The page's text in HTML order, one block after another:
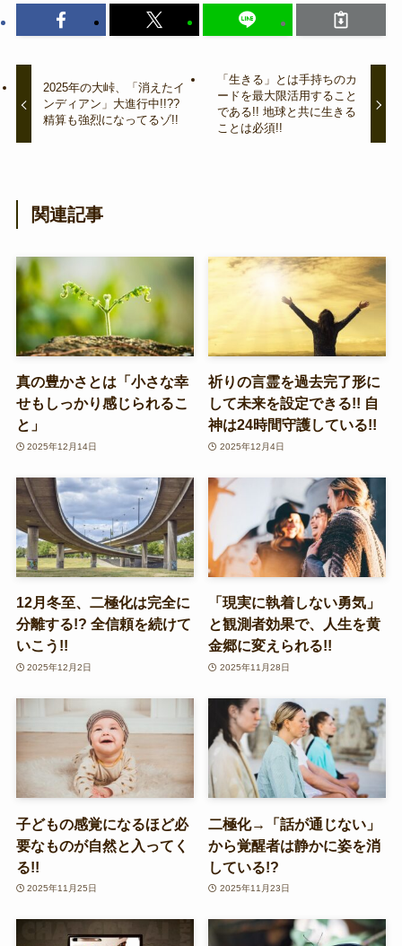
2025年の大峠、「消えたイ
ンディアン」大進行中!!??
精算も強烈になってるゾ!!
「生きる」とは手持ちのカ
ードを最大限活用すること
である!! 地球と共に生きる
ことは必須!!
関連記事
真の豊かさとは「小さな幸
せもしっかり感じられるこ
と」
2025年12月14日
祈りの言霊を過去完了形に
して未来を設定できる!! 自
神は24時間守護している!!
2025年12月4日
12月冬至、二極化は完全に
分離する!? 全信頼を続けて
いこう!!
2025年12月2日
「現実に執着しない勇気」
と観測者効果で、人生を黄
金郷に変えられる!!
2025年11月28日
子どもの感覚になるほど必
要なものが自然と入ってく
る!!
2025年11月25日
二極化→「話が通じない」
から覚醒者は静かに姿を消
している!?
2025年11月23日